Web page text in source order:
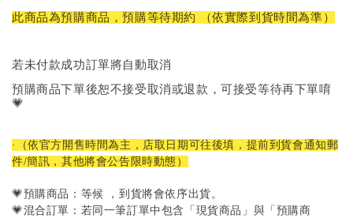
此商品為預購商品，預購等待期約 （依實際到貨時間為準）
若未付款成功訂單將自動取消
預購商品下單後恕不接受取消或退款，可接受等待再下單唷
💗
·（依官方開售時間為主，店取日期可往後填，提前到貨會通知郵
件/簡訊，其他將會公告限時動態）
💗預購商品：等候 ，到貨將會依序出貨。
💗混合訂單：若同一筆訂單中包含「現貨商品」與「預購商